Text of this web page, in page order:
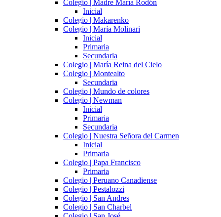
Colegio | Madre María Rodón
Inicial
Colegio | Makarenko
Colegio | María Molinari
Inicial
Primaria
Secundaria
Colegio | María Reina del Cielo
Colegio | Montealto
Secundaria
Colegio | Mundo de colores
Colegio | Newman
Inicial
Primaria
Secundaria
Colegio | Nuestra Señora del Carmen
Inicial
Primaria
Colegio | Papa Francisco
Primaria
Colegio | Peruano Canadiense
Colegio | Pestalozzi
Colegio | San Andres
Colegio | San Charbel